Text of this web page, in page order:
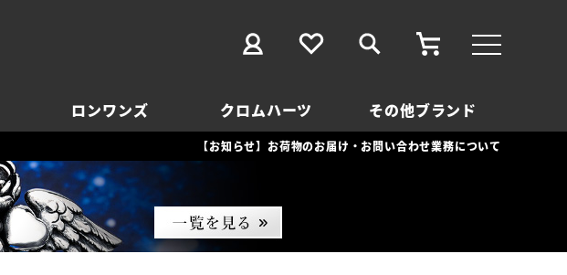
ロンワンズ クロムハーツ その他ブランド
【お知らせ】お荷物のお届け・お問い合わせ業務について